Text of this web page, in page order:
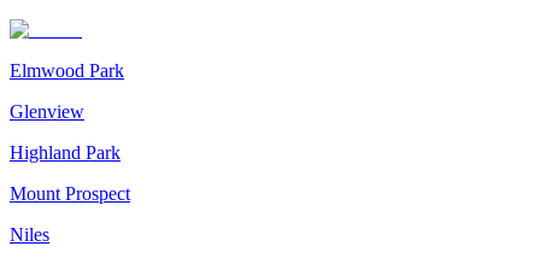
Elmwood Park
Glenview
Highland Park
Mount Prospect
Niles